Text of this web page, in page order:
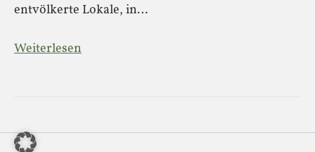
entvölkerte Lokale, in…
Weiterlesen